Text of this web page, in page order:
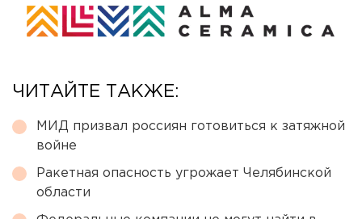
ЧИТАЙТЕ ТАКЖЕ:
МИД призвал россиян готовиться к затяжной
войне
Ракетная опасность угрожает Челябинской
области